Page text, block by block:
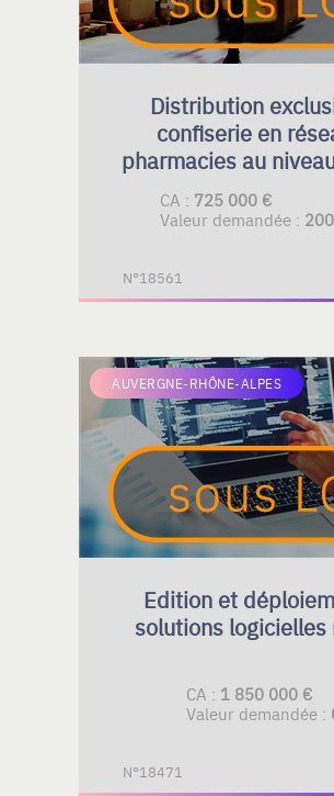
Distribution
confiserie en
pharmacies au
CA : 725 000 €
Valeur demandée :
N°18561
AUVERGNE-RHÔNE-ALPES
Edition et
solutions logicielles
CA : 1 850 000 €
Valeur demandée :
N°18471